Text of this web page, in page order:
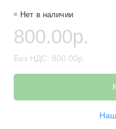
Нет в наличии
800.00р.
Без НДС: 800.00р.